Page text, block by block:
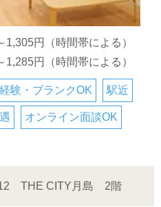
1,305円（時間帯による）
1,285円（時間帯による）
験・ブランクOK 駅近
オンライン面談OK
12 THE CITY月島 2階